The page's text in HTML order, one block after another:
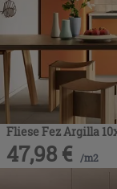
Fliese Fez Argilla
47,98 € /m2